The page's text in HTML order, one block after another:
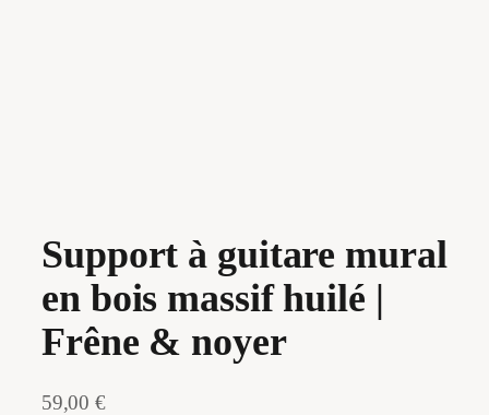
Support à guitare mural
en bois massif huilé |
Frêne & noyer
59,00 €